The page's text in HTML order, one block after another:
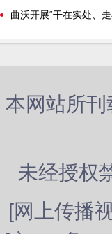
本网站所
未经授权
[网上传播